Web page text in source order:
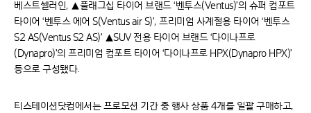
베스트셀러인, ▲플래그십 타이어 브랜드 ‘벤투스(Ventus)’의 슈퍼 컴포트
타이어 ‘벤투스 에어 S(Ventus air S)’, 프리미엄 사계절용 타이어 ‘벤투스
S2 AS(Ventus S2 AS)’ ▲SUV 전용 타이어 브랜드 ‘다이나프로
(Dynapro)’의 프리미엄 컴포트 타이어 ‘다이나프로 HPX(Dynapro HPX)’
등으로 구성됐다.
티스테이션닷컴에서는 프로모션 기간 중 행사 상품 4개를 일괄 구매하고,